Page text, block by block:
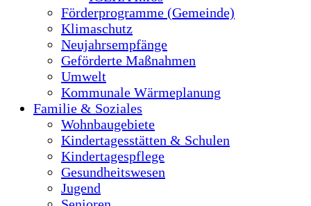
Förderprogramme (Gemeinde)
Klimaschutz
Neujahrsempfänge
Geförderte Maßnahmen
Umwelt
Kommunale Wärmeplanung
Familie & Soziales
Wohnbaugebiete
Kindertagesstätten & Schulen
Kindertagespflege
Gesundheitswesen
Jugend